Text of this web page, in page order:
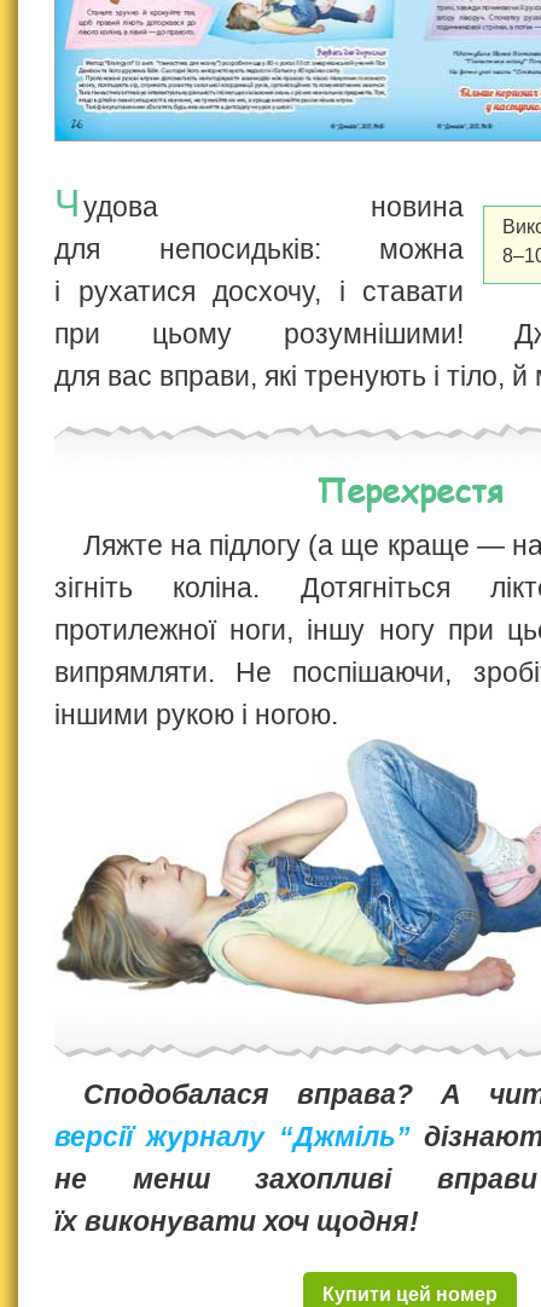
Чудова новина
для непосидьків: можна
і рухатися досхочу, і ставати
при цьому розумнішими!
для вас вправи, які тренують і тіло,
Перехрестя
Ляжте на підлогу (а ще краще —
зігніть коліна. Дотягніться
протилежної ноги, іншу ногу при
випрямляти. Не поспішаючи,
іншими рукою і ногою.
Сподобалася вправа? А
версії журналу “Джміль”
не менш захопливі
їх виконувати хоч щодня!
Купити цей номер